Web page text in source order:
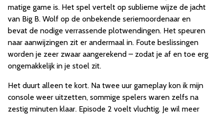
matige game is. Het spel vertelt op sublieme wijze de jacht
van Big B. Wolf op de onbekende seriemoordenaar en
bevat de nodige verrassende plotwendingen. Het speuren
naar aanwijzingen zit er andermaal in. Foute beslissingen
worden je zeer zwaar aangerekend – zodat je af en toe erg
ongemakkelijk in je stoel zit.
Het duurt alleen te kort. Na twee uur gameplay kon ik mijn
console weer uitzetten, sommige spelers waren zelfs na
zestig minuten klaar. Episode 2 voelt vluchtig. Je wil meer